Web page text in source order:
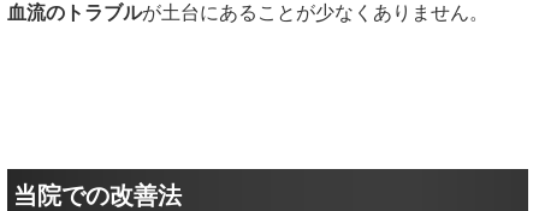
血流のトラブルが土台にあることが少なくありません。
当院での改善法